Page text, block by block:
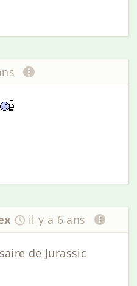
il y a 6 ans
de Jurassic